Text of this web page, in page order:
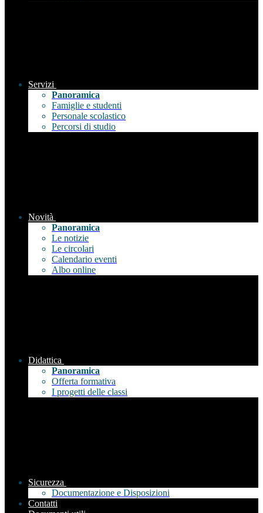
Servizi
Panoramica
Famiglie e studenti
Personale scolastico
Percorsi di studio
Novità
Panoramica
Le notizie
Le circolari
Calendario eventi
Albo online
Didattica
Panoramica
Offerta formativa
I progetti delle classi
Sicurezza
Documentazione e Disposizioni
Contatti